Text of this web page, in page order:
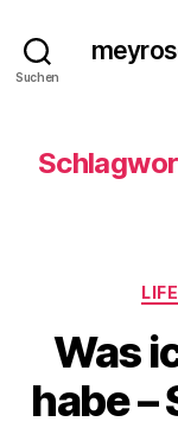
Suchen
Was
habe